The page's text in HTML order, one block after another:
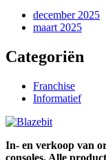
december 2025
maart 2025
Categoriën
Franchise
Informatief
In- en verkoop van
consoles. Alle